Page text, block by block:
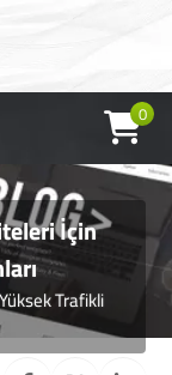
0
İçin
Yüksek Trafikli